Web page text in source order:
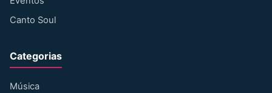
Canto Soul
Categorias
Música